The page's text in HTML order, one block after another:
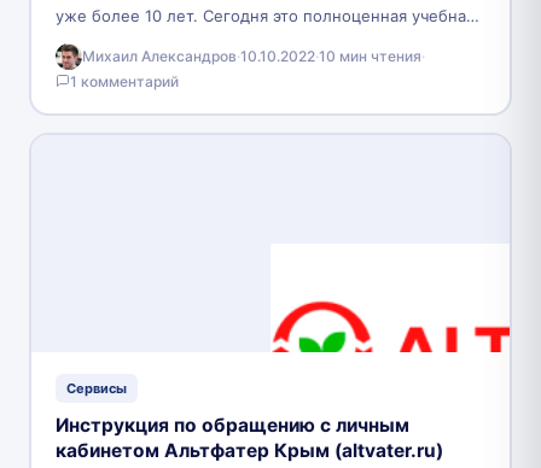
уже более 10 лет. Сегодня это полноценная учебная
площадка, содержащая множество полезной
информации для сотрудников ритейла.…
Михаил Александров·10.10.2022·10 мин чтения·
1 комментарий
Сервисы
Инструкция по обращению с личным
кабинетом Альтфатер Крым (altvater.ru)